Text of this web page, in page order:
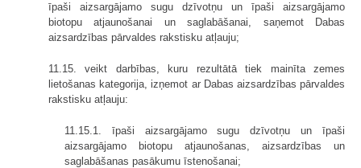
īpaši aizsargājamo sugu dzīvotņu un īpaši aizsargājamo
biotopu atjaunošanai un saglabāšanai, saņemot Dabas
aizsardzības pārvaldes rakstisku atļauju;
11.15. veikt darbības, kuru rezultātā tiek mainīta zemes
lietošanas kategorija, izņemot ar Dabas aizsardzības pārvaldes
rakstisku atļauju:
11.15.1. īpaši aizsargājamo sugu dzīvotņu un īpaši
aizsargājamo biotopu atjaunošanas, aizsardzības un
saglabāšanas pasākumu īstenošanai;